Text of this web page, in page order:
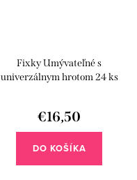
Fixky Umývateľné s
univerzálnym hrotom 24 ks
€16,50
DO KOŠÍKA